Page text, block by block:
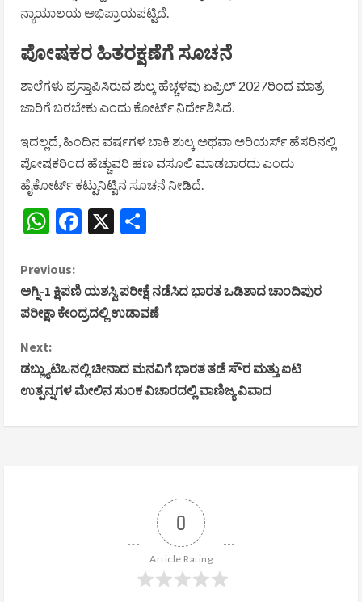
ನ್ಯಾಯಾಲಯ ಅಭಿಪ್ರಾಯಪಟ್ಟಿದೆ.
ಪೋಷಕರ ಹಿತರಕ್ಷಣೆಗೆ ಸೂಚನೆ
ಶಾಲೆಗಳು ಪ್ರಸ್ತಾಪಿಸಿರುವ ಶುಲ್ಕ ಹೆಚ್ಚಳವು ಏಪ್ರಿಲ್ 2027ರಿಂದ ಮಾತ್ರ
ಜಾರಿಗೆ ಬರಬೇಕು ಎಂದು ಕೋರ್ಟ್ ನಿರ್ದೇಶಿಸಿದೆ.
ಇದಲ್ಲದೆ, ಹಿಂದಿನ ವರ್ಷಗಳ ಬಾಕಿ ಶುಲ್ಕ ಅಥವಾ ಅರಿಯರ್ಸ್ ಹೆಸರಿನಲ್ಲಿ
ಪೋಷಕರಿಂದ ಹೆಚ್ಚುವರಿ ಹಣ ವಸೂಲಿ ಮಾಡಬಾರದು ಎಂದು
ಹೈಕೋರ್ಟ್ ಕಟ್ಟುನಿಟ್ಟಿನ ಸೂಚನೆ ನೀಡಿದೆ.
WhatsApp
Facebook
X
C
o
n
t
Previous:
ಅಗ್ನಿ-1 ಕ್ಷಿಪಣಿ ಯಶಸ್ವಿ ಪರೀಕ್ಷೆ ನಡೆಸಿದ ಭಾರತ ಒಡಿಶಾದ ಚಾಂದಿಪುರ
ಪರೀಕ್ಷಾ ಕೇಂದ್ರದಲ್ಲಿ ಉಡಾವಣೆ
Next:
ಡಬ್ಲ್ಯುಟಿಒನಲ್ಲಿ ಚೀನಾದ ಮನವಿಗೆ ಭಾರತ ತಡೆ ಸೌರ ಮತ್ತು ಐಟಿ
ಉತ್ಪನ್ನಗಳ ಮೇಲಿನ ಸುಂಕ ವಿಚಾರದಲ್ಲಿ ವಾಣಿಜ್ಯ ವಿವಾದ
0
Article Rating